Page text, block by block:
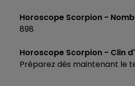
Horoscope Scorpion -
898
Horoscope Scorpion - Clin
Préparez dès maintenant le